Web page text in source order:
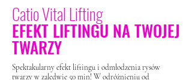
Catio Vital Lifting
EFEKT LIFTINGU NA TWOJEJ
TWARZY
Spektakularny efekt liftingu i odmłodzenia rysów
twarzyw zaledwie 50 min! W odróżnieniu od